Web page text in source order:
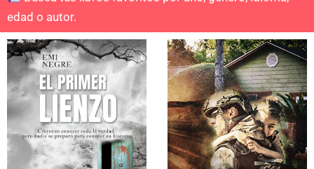
edad o autor.